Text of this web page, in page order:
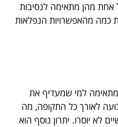
אחת מהן מתאימה לנסיבות
כמה מהאפשרויות הנפלאות
למי שמעדיף את
לאורך כל התקופה, מה
לא יוסרו. יתרון נוסף הוא